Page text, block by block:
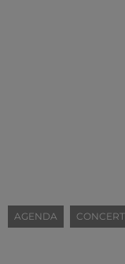
AGENDA CONCERT